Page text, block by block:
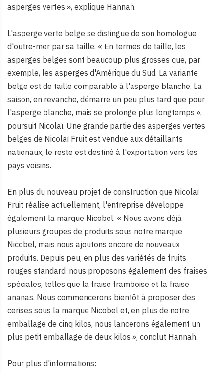
asperges vertes », explique Hannah.
L'asperge verte belge se distingue de son homologue
d'outre-mer par sa taille. « En termes de taille, les
asperges belges sont beaucoup plus grosses que, par
exemple, les asperges d'Amérique du Sud. La variante
belge est de taille comparable à l'asperge blanche. La
saison, en revanche, démarre un peu plus tard que pour
l'asperge blanche, mais se prolonge plus longtemps »,
poursuit Nicolaï. Une grande partie des asperges vertes
belges de Nicolaï Fruit est vendue aux détaillants
nationaux, le reste est destiné à l'exportation vers les
pays voisins.
En plus du nouveau projet de construction que Nicolaï
Fruit réalise actuellement, l'entreprise développe
également la marque Nicobel. « Nous avons déjà
plusieurs groupes de produits sous notre marque
Nicobel, mais nous ajoutons encore de nouveaux
produits. Depuis peu, en plus des variétés de fruits
rouges standard, nous proposons également des fraises
spéciales, telles que la fraise framboise et la fraise
ananas. Nous commencerons bientôt à proposer des
cerises sous la marque Nicobel et, en plus de notre
emballage de cinq kilos, nous lancerons également un
plus petit emballage de deux kilos », conclut Hannah.
Pour plus d'informations: